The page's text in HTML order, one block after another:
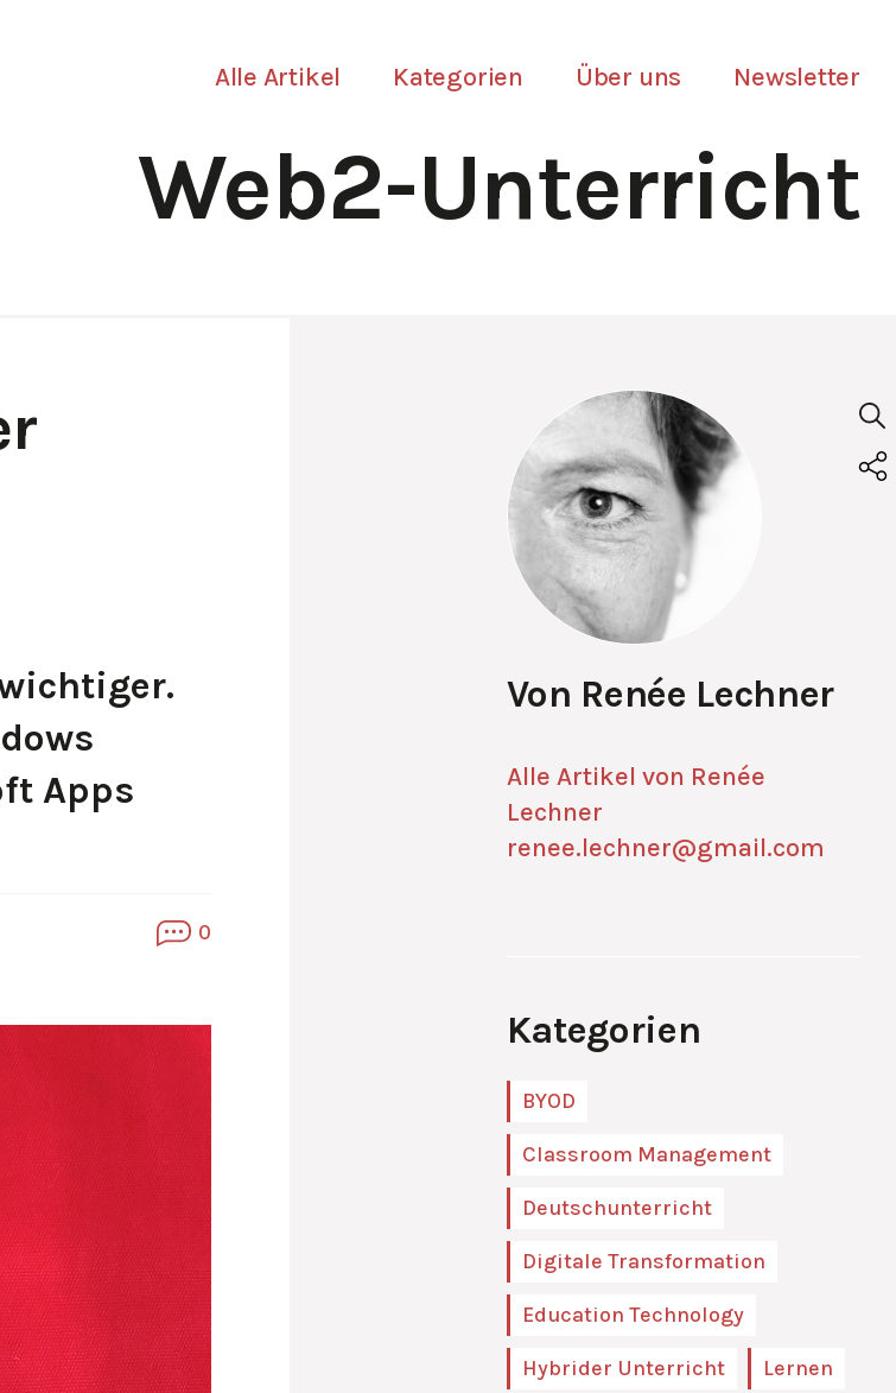
Alle Artikel Kategorien Über uns Newsletter
Web2-Unterricht
Apps
0
Von Renée Lechner
Alle Artikel von Renée
Lechner
renee.lechner@gmail.com
Kategorien
BYOD
Classroom Management
Deutschunterricht
Digitale Transformation
Education Technology
Hybrider Unterricht Lernen